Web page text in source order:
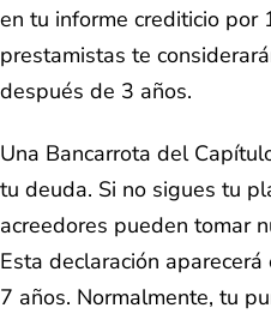
en tu informe crediticio por
prestamistas te
después de 3 años.
Una Bancarrota del
tu deuda. Si no sigues tu
acreedores pueden tomar
Esta declaración
7 años. Normalmente, tu